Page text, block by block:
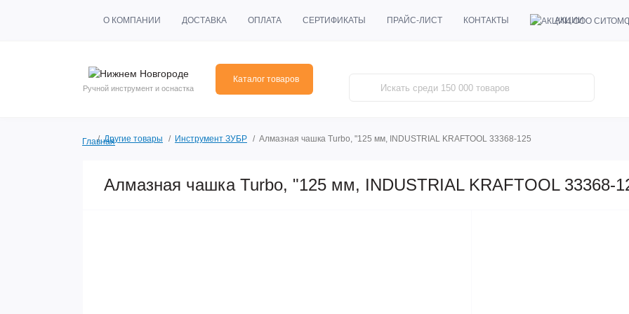
О КОМПАНИИ ДОСТАВКА ОПЛАТА СЕРТИФИКАТЫ ПРАЙС-ЛИСТ КОНТАКТЫ АКЦИИ
Ручной инструмент и оснастка
Каталог товаров
ГлавнаяДругие товары Инструмент ЗУБР Алмазная чашка Turbo, "125 мм, INDUSTRIAL KRAFTOOL 33368-125
Алмазная чашка Turbo, "125 мм, INDUSTRIAL KRAFTOOL 33368-